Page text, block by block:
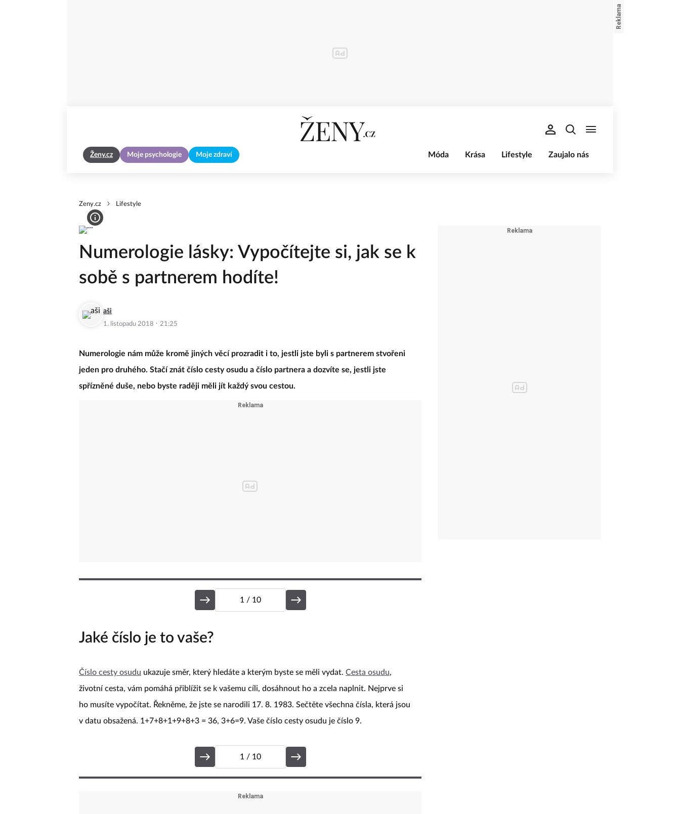
Ženy.cz Moje psychologie Moje zdraví Móda Krása Lifestyle Zaujalo nás
Zeny.cz Lifestyle
Numerologie lásky: Vypočítejte si, jak se k
sobě s partnerem hodíte!
aši
1. listopadu 2018 · 21:25
Numerologie nám může kromě jiných věcí prozradit i to, jestli jste byli s partnerem stvořeni
jeden pro druhého. Stačí znát číslo cesty osudu a číslo partnera a dozvíte se, jestli jste
spřízněné duše, nebo byste raději měli jít každý svou cestou.
1 / 10
Jaké číslo je to vaše?
Číslo cesty osudu ukazuje směr, který hledáte a kterým byste se měli vydat. Cesta osudu,
životní cesta, vám pomáhá přiblížit se k vašemu cíli, dosáhnout ho a zcela naplnit. Nejprve si
ho musíte vypočítat. Řekněme, že jste se narodili 17. 8. 1983. Sečtěte všechna čísla, která jsou
v datu obsažená. 1+7+8+1+9+8+3 = 36, 3+6=9. Vaše číslo cesty osudu je číslo 9.
1 / 10